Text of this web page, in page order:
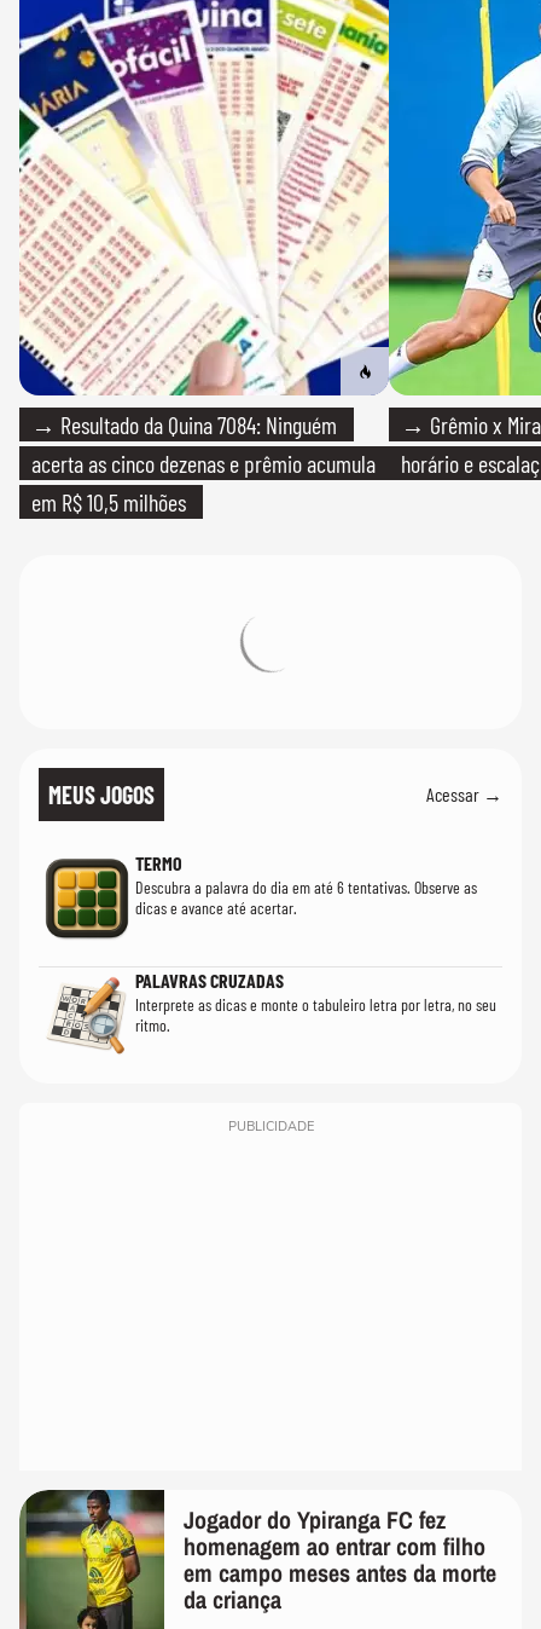
→ Resultado da Quina 7084: Ninguém
acerta as cinco dezenas e prêmio acumula
em R$ 10,5 milhões
→ Grêmio x
horário e
MEUS JOGOS Acessar →
TERMO
Descubra a palavra do dia em até 6 tentativas. Observe as
dicas e avance até acertar.
PALAVRAS CRUZADAS
Interprete as dicas e monte o tabuleiro letra por letra, no seu
ritmo.
PUBLICIDADE
Jogador do Ypiranga FC fez
homenagem ao entrar com filho
em campo meses antes da morte
da criança